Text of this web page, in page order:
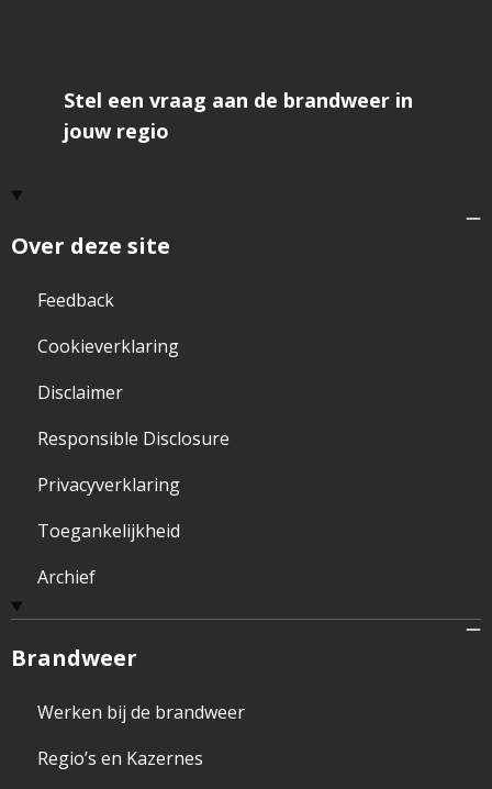
Over deze site
Feedback
Cookieverklaring
Disclaimer
Responsible Disclosure
Privacyverklaring
Toegankelijkheid
Archief
Brandweer
Werken bij de brandweer
Regio’s en Kazernes
Stel een vraag aan de brandweer in
jouw regio